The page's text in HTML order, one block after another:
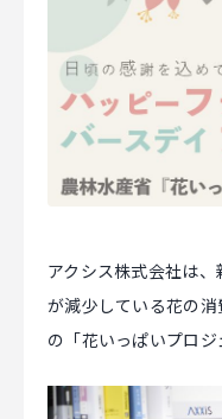
SERVICE
AXXISのサービス
マジキャリ
すべらないキャリア
NEWS
ニュース
アクシス株式会社は
が減少している花の
の「花いっぱいプロジ